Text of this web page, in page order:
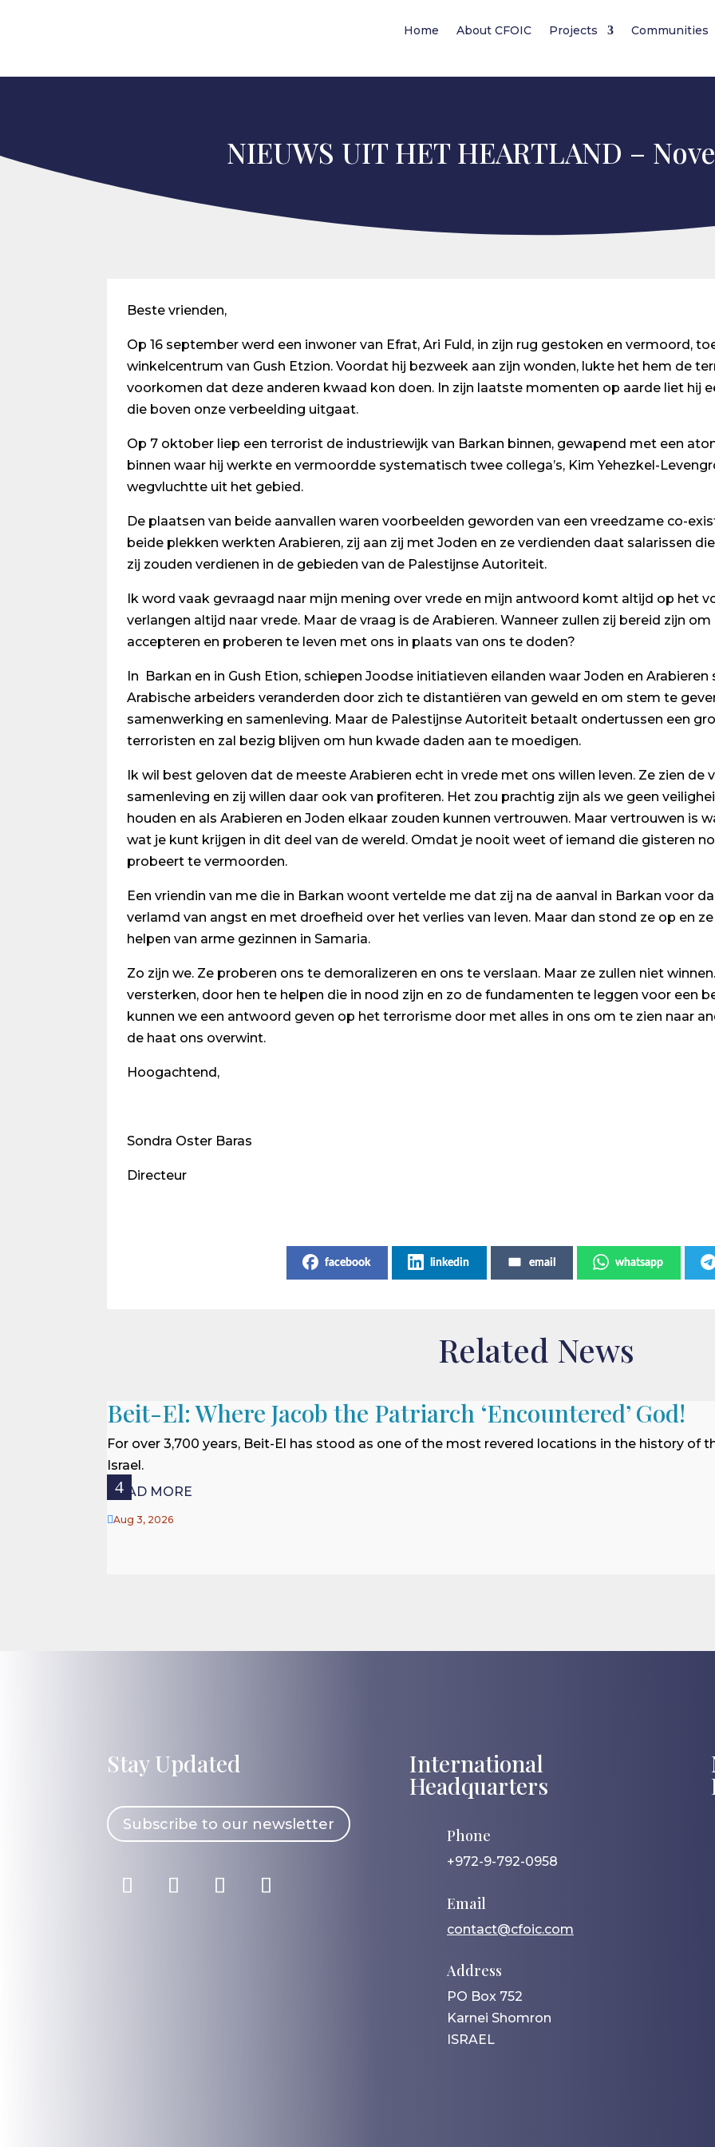
Home About CFOIC Projects Communities
NIEUWS UIT HET HEARTLAND –
Beste vrienden,
Op 16 september werd een inwoner van Efrat, Ari Fuld, in zijn rug gestoken en vermoord,
winkelcentrum van Gush Etzion. Voordat hij bezweek aan zijn wonden, lukte het hem de
voorkomen dat deze anderen kwaad kon doen. In zijn laatste momenten op aarde liet hij
die boven onze verbeelding uitgaat.
Op 7 oktober liep een terrorist de industriewijk van Barkan binnen, gewapend met een
binnen waar hij werkte en vermoordde systematisch twee collega’s, Kim Yehezkel-
wegvluchtte uit het gebied.
De plaatsen van beide aanvallen waren voorbeelden geworden van een vreedzame co-
beide plekken werkten Arabieren, zij aan zij met Joden en ze verdienden daat salarissen
zij zouden verdienen in de gebieden van de Palestijnse Autoriteit.
Ik word vaak gevraagd naar mijn mening over vrede en mijn antwoord komt altijd op het
verlangen altijd naar vrede. Maar de vraag is de Arabieren. Wanneer zullen zij bereid zijn
accepteren en proberen te leven met ons in plaats van ons te doden?
In Barkan en in Gush Etion, schiepen Joodse initiatieven eilanden waar Joden en
Arabische arbeiders veranderden door zich te distantiëren van geweld en om stem te
samenwerking en samenleving. Maar de Palestijnse Autoriteit betaalt ondertussen een
terroristen en zal bezig blijven om hun kwade daden aan te moedigen.
Ik wil best geloven dat de meeste Arabieren echt in vrede met ons willen leven. Ze zien
samenleving en zij willen daar ook van profiteren. Het zou prachtig zijn als we geen
houden en als Arabieren en Joden elkaar zouden kunnen vertrouwen. Maar vertrouwen is
wat je kunt krijgen in dit deel van de wereld. Omdat je nooit weet of iemand die gisteren
probeert te vermoorden.
Een vriendin van me die in Barkan woont vertelde me dat zij na de aanval in Barkan voor
verlamd van angst en met droefheid over het verlies van leven. Maar dan stond ze op en
helpen van arme gezinnen in Samaria.
Zo zijn we. Ze proberen ons te demoralizeren en ons te verslaan. Maar ze zullen niet
versterken, door hen te helpen die in nood zijn en zo de fundamenten te leggen voor een
kunnen we een antwoord geven op het terrorisme door met alles in ons om te zien naar
de haat ons overwint.
Hoogachtend,
Sondra Oster Baras
Directeur
facebook linkedin email whatsapp
Related News
Beit-El: Where Jacob the Patriarch ‘Encountered’ God!
For over 3,700 years, Beit-El has stood as one of the most revered locations in the history of
Israel.
READ MORE
Aug 3, 2026
Stay Updated
Subscribe to our newsletter
International
Headquarters
Phone
+972-9-792-0958
Email
contact@cfoic.com
Address
PO Box 752
Karnei Shomron
ISRAEL